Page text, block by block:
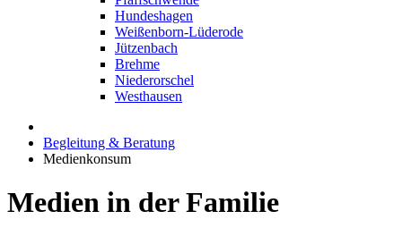
Hundeshagen
Weißenborn-Lüderode
Jützenbach
Brehme
Niederorschel
Westhausen
Begleitung & Beratung
Medienkonsum
Medien in der Familie